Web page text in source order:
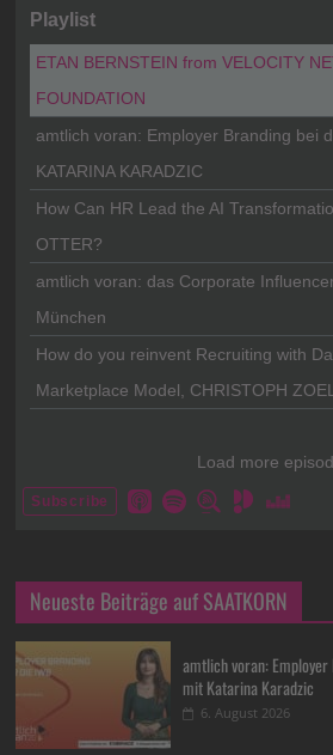
Neueste Beiträge auf SAATKORN
amtlich voran:
mit Katarina Karadzic
6. August 2026